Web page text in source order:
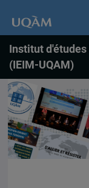
Institut
(IEIM-UQAM)